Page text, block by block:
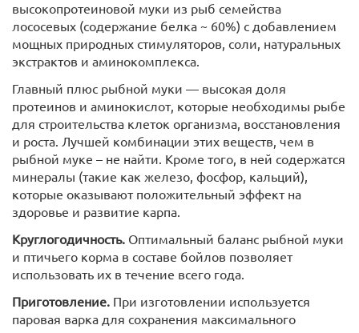
высокопротеиновой муки из рыб семейства
лососевых (содержание белка ~ 60%) с добавлением
мощных природных стимуляторов, соли, натуральных
экстрактов и аминокомплекса.
Главный плюс рыбной муки — высокая доля
протеинов и аминокислот, которые необходимы рыбе
для строительства клеток организма, восстановления
и роста. Лучшей комбинации этих веществ, чем в
рыбной муке – не найти. Кроме того, в ней содержатся
минералы (такие как железо, фосфор, кальций),
которые оказывают положительный эффект на
здоровье и развитие карпа.
Круглогодичность. Оптимальный баланс рыбной муки
и птичьего корма в составе бойлов позволяет
использовать их в течение всего года.
Приготовление. При изготовлении используется
паровая варка для сохранения максимального